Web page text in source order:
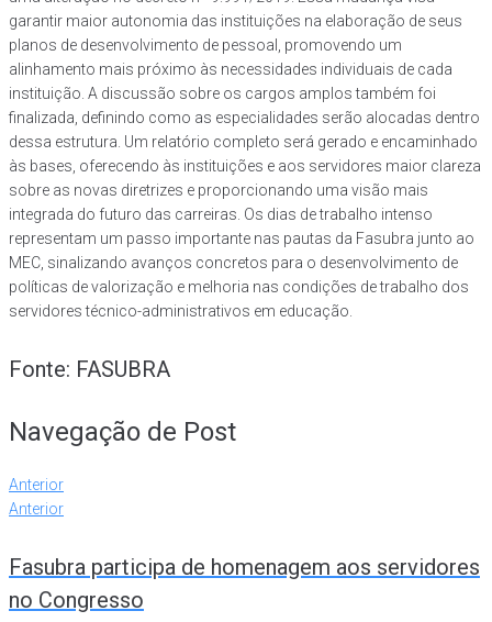
garantir maior autonomia das instituições na elaboração de seus
planos de desenvolvimento de pessoal, promovendo um
alinhamento mais próximo às necessidades individuais de cada
instituição. A discussão sobre os cargos amplos também foi
finalizada, definindo como as especialidades serão alocadas dentro
dessa estrutura. Um relatório completo será gerado e encaminhado
às bases, oferecendo às instituições e aos servidores maior clareza
sobre as novas diretrizes e proporcionando uma visão mais
integrada do futuro das carreiras. Os dias de trabalho intenso
representam um passo importante nas pautas da Fasubra junto ao
MEC, sinalizando avanços concretos para o desenvolvimento de
políticas de valorização e melhoria nas condições de trabalho dos
servidores técnico-administrativos em educação.
Fonte: FASUBRA
Navegação de Post
Anterior
Anterior
Fasubra participa de homenagem aos servidores
no Congresso